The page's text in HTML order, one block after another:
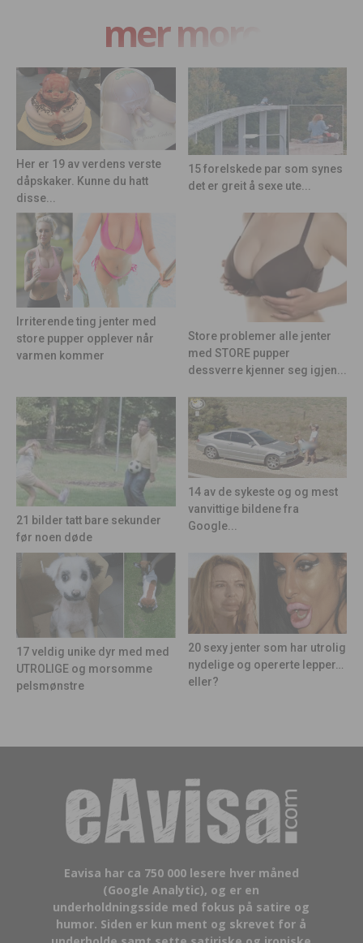
mer moro
Her er 19 av verdens verste
dåpskaker. Kunne du hatt
disse...
15 forelskede par som synes
det er greit å sexe ute...
Irriterende ting jenter med
store pupper opplever når
varmen kommer
Store problemer alle jenter
med STORE pupper
dessverre kjenner seg igjen...
21 bilder tatt bare sekunder
før noen døde
14 av de sykeste og og mest
vanvittige bildene fra
Google...
17 veldig unike dyr med med
UTROLIGE og morsomme
pelsmønstre
20 sexy jenter som har utrolig
nydelige og opererte lepper…
eller?
Eavisa har ca 750 000 lesere hver måned
(Google Analytic), og er en
underholdningsside med fokus på satire og
humor. Siden er kun ment og skrevet for å